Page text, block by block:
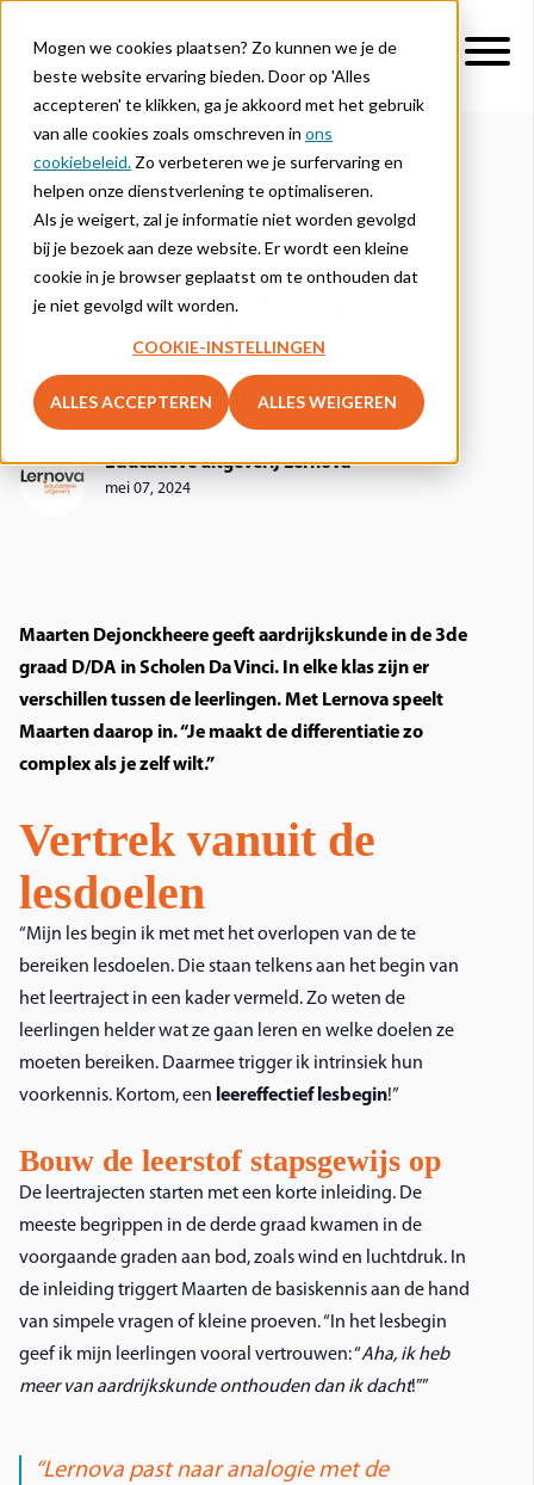
Mogen we cookies plaatsen? Zo kunnen we je de
beste website ervaring bieden. Door op 'Alles
accepteren' te klikken, ga je akkoord met het gebruik
van alle cookies zoals omschreven in ons
cookiebeleid. Zo verbeteren we je surfervaring en
helpen onze dienstverlening te optimaliseren.
Als je weigert, zal je informatie niet worden gevolgd
bij je bezoek aan deze website. Er wordt een kleine
cookie in je browser geplaatst om te onthouden dat
je niet gevolgd wilt worden.
COOKIE-INSTELLINGEN
ALLES ACCEPTEREN ALLES WEIGEREN
AARDRIJKSKUNDE
Differentiëren in de les
aardrijkskunde: tips en
tricks van Maarten
Dejonckheere
Educatieve uitgeverij Lernova
mei 07, 2024
Maarten Dejonckheere geeft aardrijkskunde in de 3de
graad D/DA inScholen Da Vinci. In elke klas zijn er
verschillen tussen de leerlingen. Met Lernova speelt
Maarten daarop in. “Je maakt de differentiatie zo
complex als je zelf wilt.”
Vertrek vanuit de
lesdoelen
“Mijn les begin ik met met het overlopen van de te
bereiken lesdoelen. Die staan telkens aan het begin van
het leertraject in een kader vermeld. Zo weten de
leerlingen helder wat ze gaan leren en welke doelen ze
moeten bereiken. Daarmee trigger ik intrinsiek hun
voorkennis. Kortom, een leereffectief lesbegin!”
Bouw de leerstof stapsgewijs op
De leertrajecten starten met een korte inleiding. De
meeste begrippen in de derde graad kwamen in de
voorgaande graden aan bod, zoals wind en luchtdruk. In
de inleiding triggert Maarten de basiskennis aan de hand
van simpele vragen of kleine proeven. “In het lesbegin
geef ik mijn leerlingen vooral vertrouwen: “Aha, ik heb
meer van aardrijkskunde onthouden dan ik dacht!””
“Lernova past naar analogie met de